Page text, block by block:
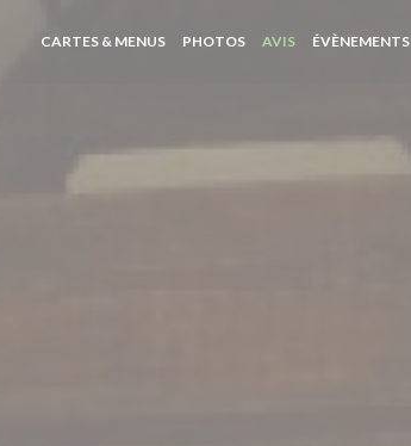
CARTES & MENUS PHOTOS AVIS ÉVÈNEMENTS